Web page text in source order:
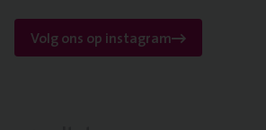
Volg ons op instagram